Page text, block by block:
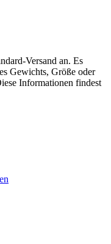
Versand an. Es
Gewichts, Größe oder
Informationen findest